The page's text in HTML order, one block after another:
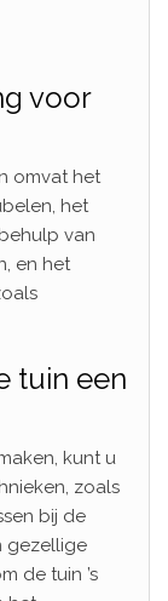
voor
omvat het
het
van
en het
tuin een
kunt u
zoals
bij de
gezellige
de tuin ’s